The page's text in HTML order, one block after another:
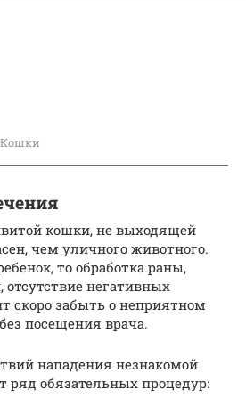
Кошки
кошки, не выходящей
чем уличного животного.
то обработка раны,
негативных
скоро забыть о неприятном
посещения врача.
нападения незнакомой
ряд обязательных процедур: